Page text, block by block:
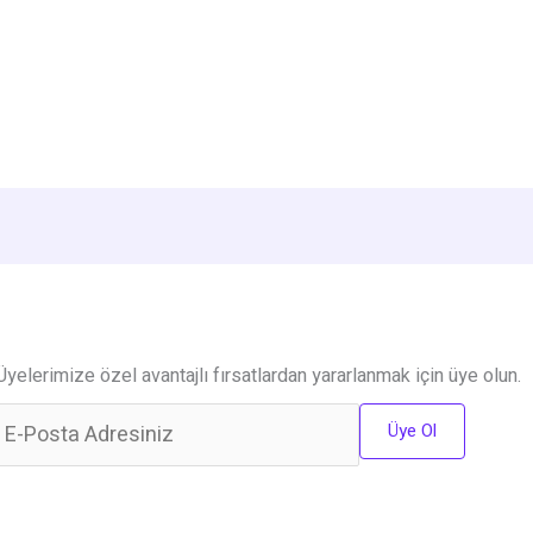
özel avantajlı fırsatlardan yararlanmak için üye olun.
Üye Ol